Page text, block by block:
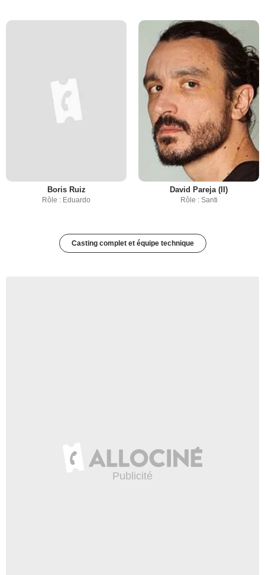
Boris Ruiz
Rôle : Eduardo
David Pareja (II)
Rôle : Santi
Casting complet et équipe technique